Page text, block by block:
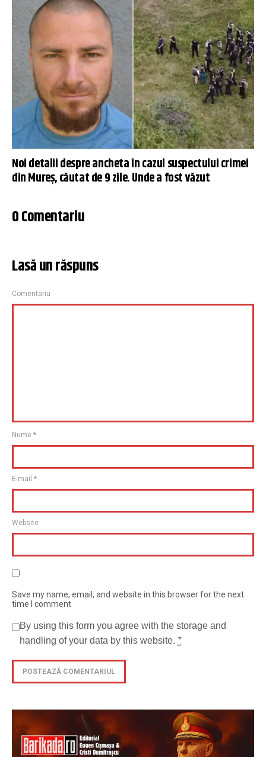
Noi detalii despre ancheta în cazul suspectului crimei
din Mureș, căutat de 9 zile. Unde a fost văzut
0 Comentariu
Lasă un răspuns
Comentariu
Nume *
E-mail *
Website
Save my name, email, and website in this browser for the next
time I comment
By using this form you agree with the storage and
handling of your data by this website. *